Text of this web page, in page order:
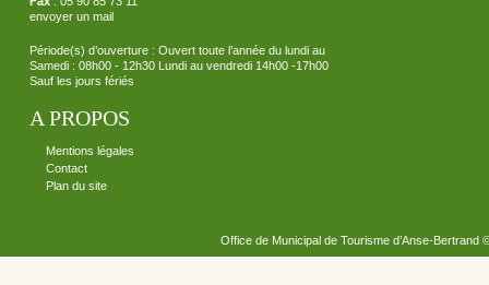
envoyer un mail
Période(s) d’ouverture : Ouvert toute l’année du lundi au
Samedi : 08h00 - 12h30 Lundi au vendredi 14h00 -17h00
Sauf les jours fériés
A PROPOS
Mentions légales
Contact
Plan du site
Office de Municipal de Tourisme d’Anse-